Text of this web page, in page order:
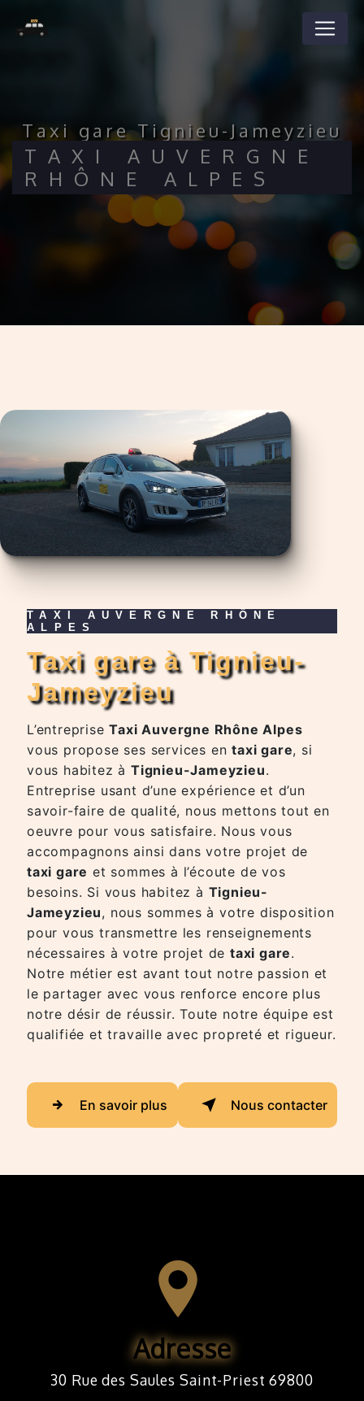
taxi gare Tignieu-Jameyzieu
TAXI AUVERGNE
RHÔNE ALPES
TAXI AUVERGNE RHÔNE
ALPES
taxi gare à Tignieu-
Jameyzieu
L’entrepriseTaxi Auvergne Rhône Alpes
vous propose ses services entaxi gare, si
vous habitez àTignieu-Jameyzieu.
Entreprise usant d’une expérience et d’un
savoir-faire de qualité, nous mettons tout en
oeuvre pour vous satisfaire. Nous vous
accompagnons ainsi dans votre projet de
taxi gare et sommes à l’écoute de vos
besoins. Si vous habitez à Tignieu-
Jameyzieu, nous sommes à votre disposition
pour vous transmettre les renseignements
nécessaires à votre projet detaxi gare.
Notre métier est avant tout notre passion et
le partager avec vous renforce encore plus
notre désir de réussir. Toute notre équipe est
qualifiée et travaille avec propreté et rigueur.
En savoir plus Nous contacter
Adresse
30 Rue des Saules Saint-Priest 69800